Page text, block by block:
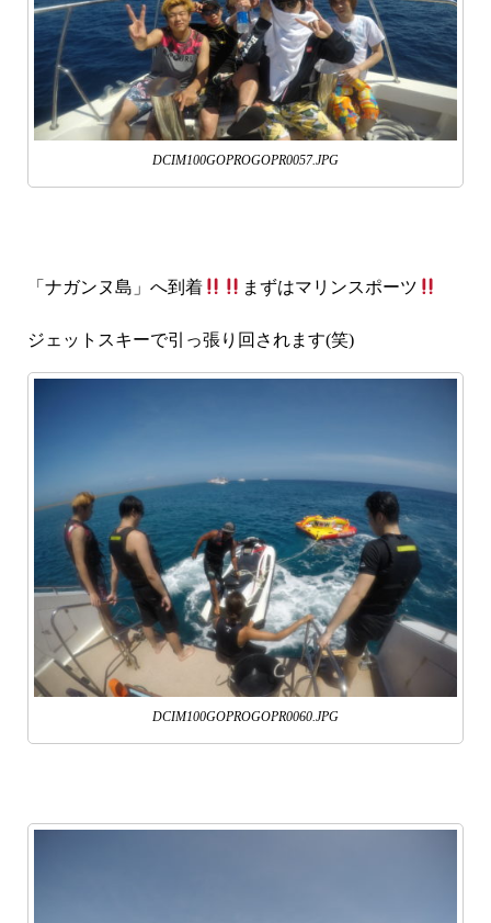
DCIM100GOPROGOPR0057.JPG
「ナガンヌ島」へ到着 まずはマリンスポーツ
ジェットスキーで引っ張り回されます(笑)
DCIM100GOPROGOPR0060.JPG